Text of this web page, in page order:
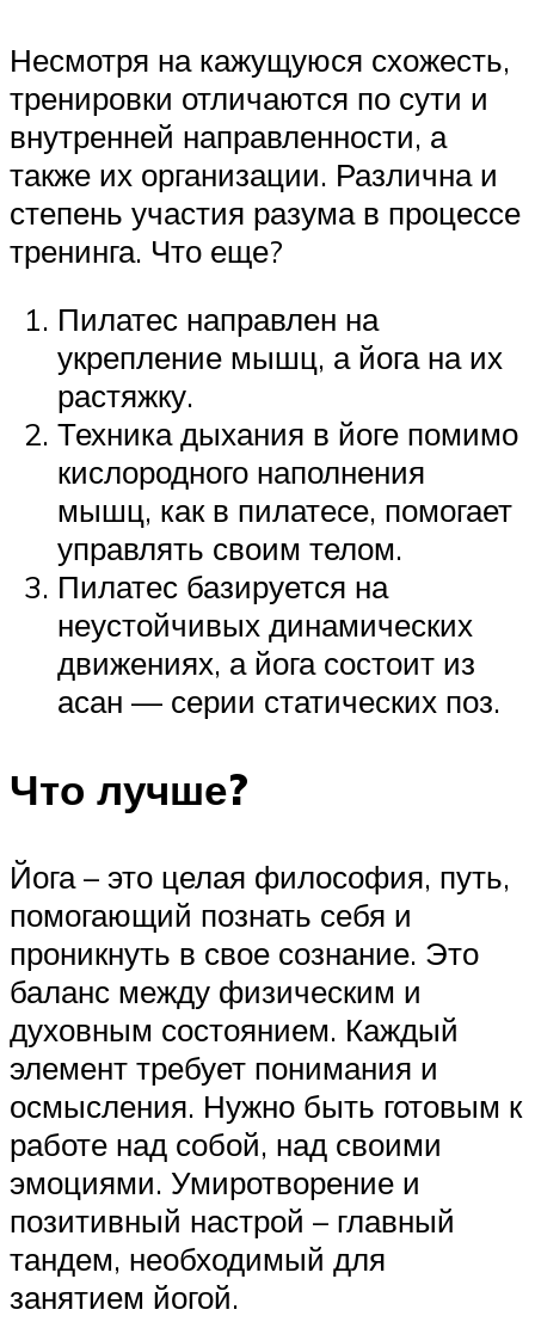
Несмотря на кажущуюся схожесть,
тренировки отличаются по сути и
внутренней направленности, а
также их организации. Различна и
степень участия разума в процессе
тренинга. Что еще?
Пилатес направлен на
укрепление мышц, а йога на их
растяжку.
Техника дыхания в йоге помимо
кислородного наполнения
мышц, как в пилатесе, помогает
управлять своим телом.
Пилатес базируется на
неустойчивых динамических
движениях, а йога состоит из
асан — серии статических поз.
Что лучше?
Йога – это целая философия, путь,
помогающий познать себя и
проникнуть в свое сознание. Это
баланс между физическим и
духовным состоянием. Каждый
элемент требует понимания и
осмысления. Нужно быть готовым к
работе над собой, над своими
эмоциями. Умиротворение и
позитивный настрой – главный
тандем, необходимый для
занятием йогой.